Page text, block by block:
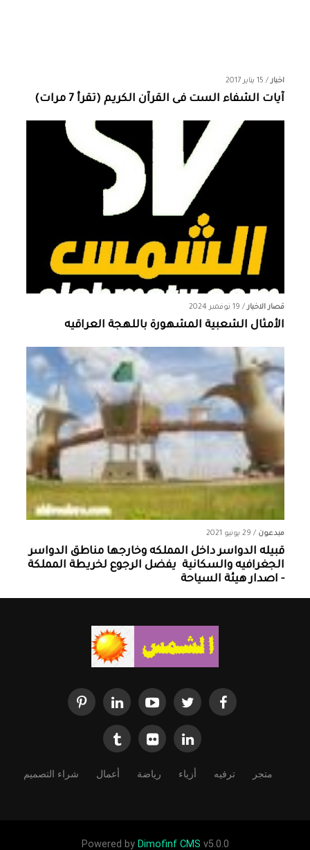
اخبار/ 15 يناير 2017
آيات الشفاء الست فى القرآن الكريم (تقرأ 7 مرات)
قصار الاخبار/ 19 نوفمبر 2024
الأمثال الشعبية المشهورة باللهجة العراقيه
مبدعون / 29 يونيو 2021
قبيله الدواسر داخل المملكه وخارجها ‏مناطق الدواسر
الجغرافيه والسكانية ‏ يفضل الرجوع لخريطة المملكة
- اصدار هيئة السياحة
متجر ترفيه أزياء رياضة أعمال شراء التصميم
Powered by Dimofinf CMS v5.0.0